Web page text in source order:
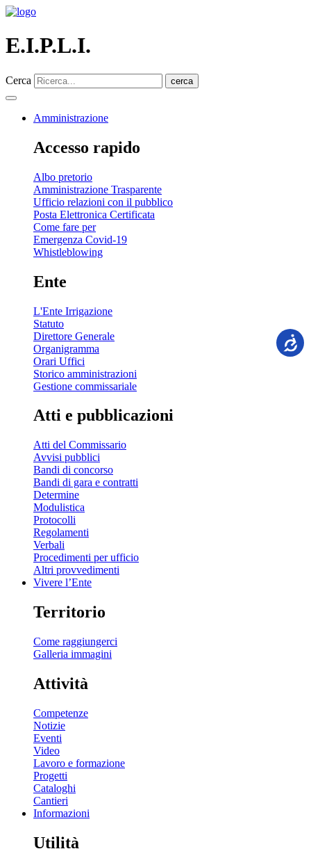
E.I.P.L.I.
Cerca cerca
Amministrazione
Accesso rapido
Albo pretorio
Amministrazione Trasparente
Ufficio relazioni con il pubblico
Posta Elettronica Certificata
Come fare per
Emergenza Covid-19
Whistleblowing
Ente
L'Ente Irrigazione
Statuto
Direttore Generale
Organigramma
Orari Uffici
Storico amministrazioni
Gestione commissariale
Atti e pubblicazioni
Atti del Commissario
Avvisi pubblici
Bandi di concorso
Bandi di gara e contratti
Determine
Modulistica
Protocolli
Regolamenti
Verbali
Procedimenti per ufficio
Altri provvedimenti
Vivere l’Ente
Territorio
Come raggiungerci
Galleria immagini
Attività
Competenze
Notizie
Eventi
Video
Lavoro e formazione
Progetti
Cataloghi
Cantieri
Informazioni
Utilità